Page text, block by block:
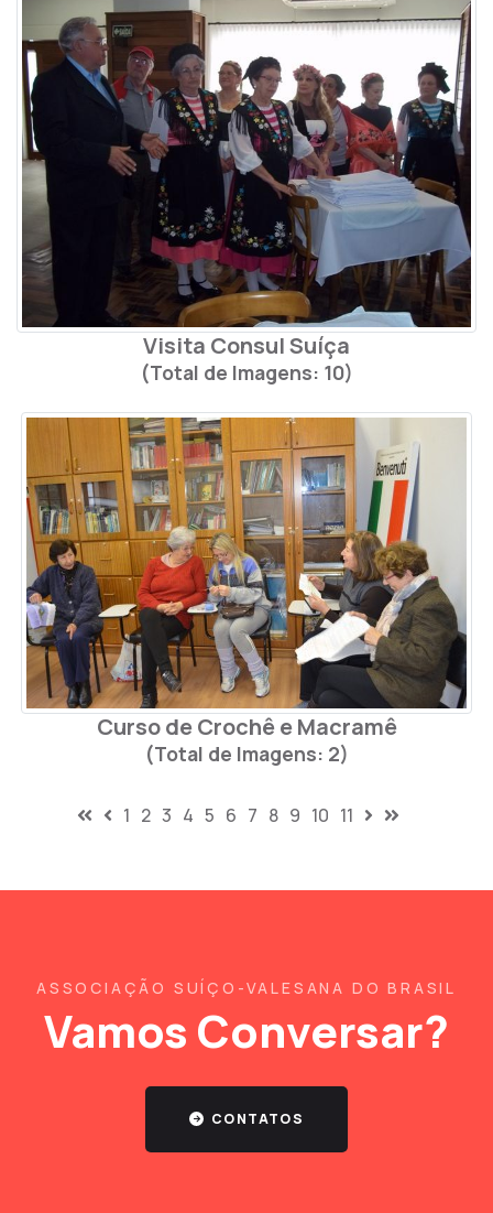
Visita Consul Suíça
(Total de Imagens: 10)
Curso de Crochê e Macramê
(Total de Imagens: 2)
1 2 3 4 5 6 7 8 9 10 11
ASSOCIAÇÃO SUÍÇO-VALESANA DO BRASIL
Vamos Conversar?
CONTATOS